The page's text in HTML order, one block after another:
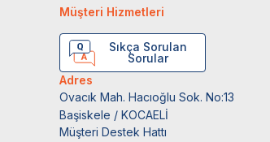
Müşteri Hizmetleri
Sıkça Sorulan
Sorular
Adres
Ovacık Mah. Hacıoğlu Sok. No:13
Başiskele / KOCAELİ
Müşteri Destek Hattı